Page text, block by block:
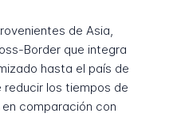
de Asia,
Border que integra
hasta el país de
los tiempos de
comparación con